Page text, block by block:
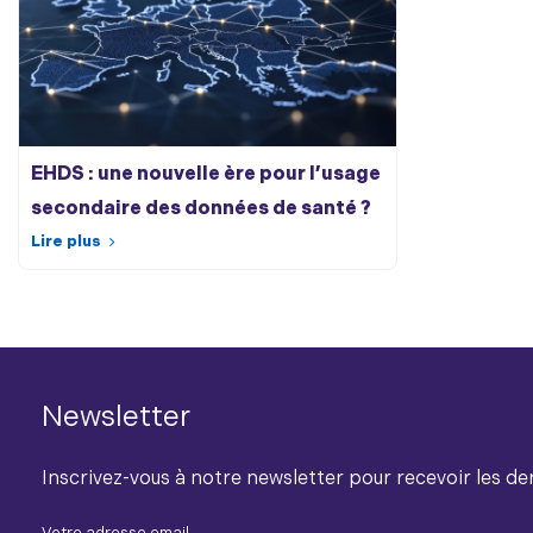
EHDS : une nouvelle ère pour l’usage
secondaire des données de santé ?
Lire plus
Newsletter
Inscrivez-vous à notre newsletter pour recevoir les